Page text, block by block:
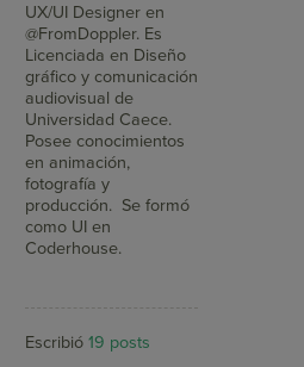
UX/UI Designer en
@FromDoppler. Es
Licenciada en Diseño
gráfico y comunicación
audiovisual de
Universidad Caece.
Posee conocimientos
en animación,
fotografía y
producción. Se formó
como UI en
Coderhouse.
Escribió19 posts